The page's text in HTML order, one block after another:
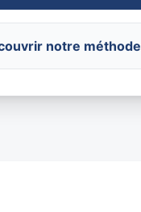
notre méthode